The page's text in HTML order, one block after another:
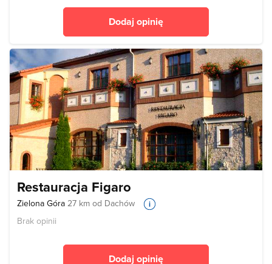
Dodaj opinię
Restauracja Figaro
Zielona Góra 27 km od Dachów
Brak opinii
Dodaj opinię